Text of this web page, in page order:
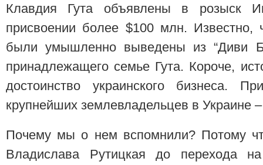
Клавдия Гута объявлены в розыск
присвоении более $100 млн. Известно,
были умышленно выведены из “Диви
принадлежащего семье Гута. Короче,
достоинство украинского
крупнейших землевладельцев в Украине
Почему мы о нем вспомнили? Потому
Владислава Рутицкая до перехода